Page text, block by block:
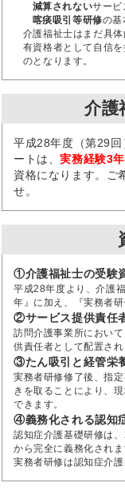
減算されないサービ
喀痰吸引等研修の基
介護福祉士はまだ具
有資格者として自信
のとなります。
介護
平成28年度（第29
ートは、実務経験3
資格になります。ご
せ。
①介護福祉士の受験
平成28年度より、介護
年』に加え、『実務者
②サービス提供責任
訪問介護事業所におい
供責任者として配置され
③たん吸引と経管栄
実務者研修修了後、指
きを取ることにより、
できます。
④義務化される認知
認知症介護基礎研修は
から完全に義務化されま
実務者研修は認知症介